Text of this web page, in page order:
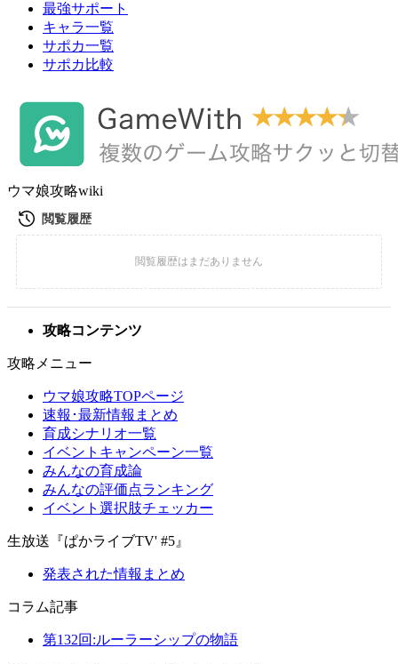
最強サポート
キャラ一覧
サポカ一覧
サポカ比較
ウマ娘攻略wiki
攻略コンテンツ
攻略メニュー
ウマ娘攻略TOPページ
速報･最新情報まとめ
育成シナリオ一覧
イベントキャンペーン一覧
みんなの育成論
みんなの評価点ランキング
イベント選択肢チェッカー
生放送『ぱかライブTV' #5』
発表された情報まとめ
コラム記事
第132回:ルーラーシップの物語